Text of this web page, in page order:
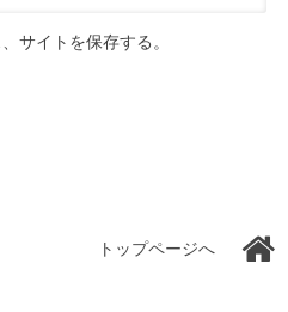
サイトを保存する。
トップページへ